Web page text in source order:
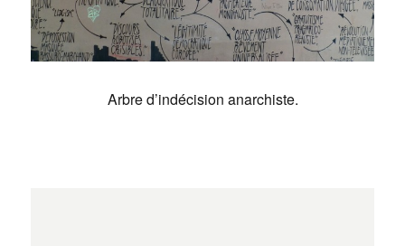
Arbre d’indécision anarchiste.